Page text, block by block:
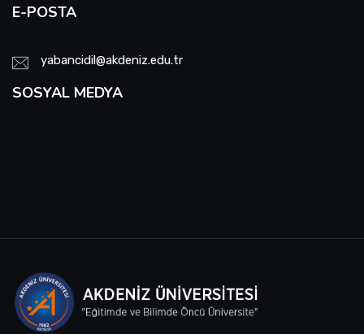
E-POSTA
yabancidil@akdeniz.edu.tr
SOSYAL MEDYA